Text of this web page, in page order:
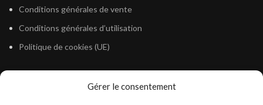
Gérer le consentement
Conditions générales de vente
Conditions générales d’utilisation
Politique de cookies (UE)